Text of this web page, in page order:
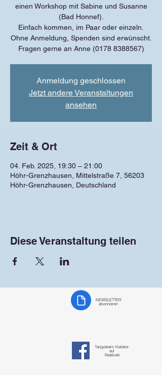
einen Workshop mit Sabine und Susanne
(Bad Honnef).
Einfach kommen, im Paar oder einzeln.
Ohne Anmeldung, Spenden sind erwünscht.
Fragen gerne an Anne (0178 8388567)
Anmeldung geschlossen
Jetzt andere Veranstaltungen
ansehen
Zeit & Ort
04. Feb. 2025, 19:30 – 21:00
Höhr-Grenzhausen, Mittelstraße 7, 56203
Höhr-Grenzhausen, Deutschland
Diese Veranstaltung teilen
NEWSLETTER
abonnieren
Tangoteam-Koblenz
auf
Facebook